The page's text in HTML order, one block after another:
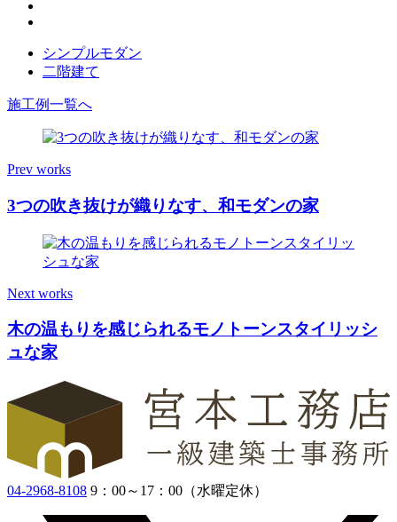
シンプルモダン
二階建て
施工例一覧へ
Prev works
3つの吹き抜けが織りなす、和モダンの家
Next works
木の温もりを感じられるモノトーンスタイリッシ
ュな家
04-2968-8108 9：00～17：00（水曜定休）